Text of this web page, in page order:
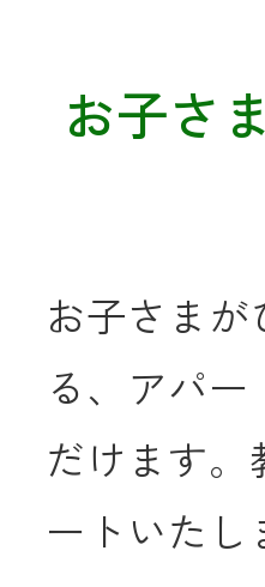
お子さ
お子さま
る、アパ
だけます
ートいたし